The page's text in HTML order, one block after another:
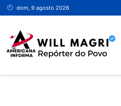
dom, 9 agosto 2026